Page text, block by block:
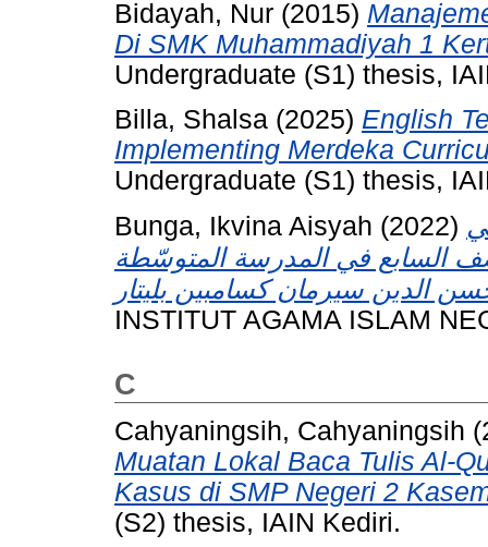
Bidayah, Nur (2015)
Di SMK Muhammadiyah 1
Undergraduate (S1) thesis,
Billa, Shalsa (2025) English
Implementing Merdeka
Undergraduate (S1) thesis,
Bunga, Ikvina Aisyah (2022)
السابع في المدرسة المتوسّطة
INSTITUT AGAMA ISLAM
C
Cahyaningsih, Cahyaningsih
Muatan Lokal Baca Tulis Al-
Kasus di SMP Negeri 2
(S2) thesis, IAIN Kediri.